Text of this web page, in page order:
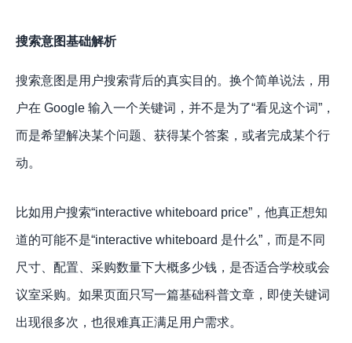
搜索意图基础解析
搜索意图是用户搜索背后的真实目的。换个简单说法，用
户在 Google 输入一个关键词，并不是为了“看见这个词”，
而是希望解决某个问题、获得某个答案，或者完成某个行
动。
比如用户搜索“interactive whiteboard price”，他真正想知
道的可能不是“interactive whiteboard 是什么”，而是不同
尺寸、配置、采购数量下大概多少钱，是否适合学校或会
议室采购。如果页面只写一篇基础科普文章，即使关键词
出现很多次，也很难真正满足用户需求。